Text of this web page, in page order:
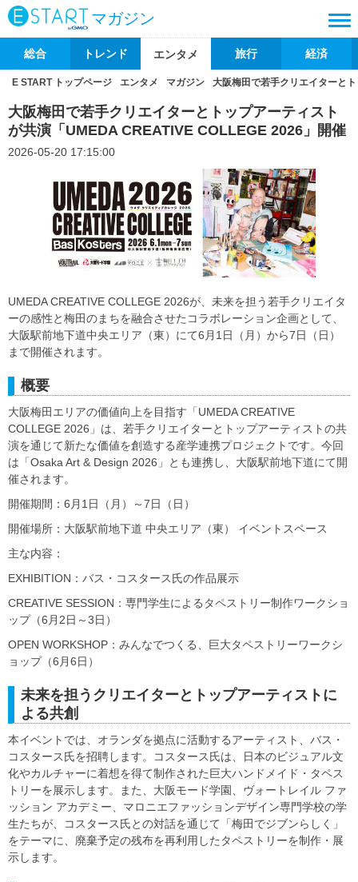
マガジン
総合 トレンド エンタメ 旅行 経済
E START トップページ エンタメ マガジン 大阪梅田で若手クリエイターと
大阪梅田で若手クリエイターとトップアーティスト
が共演「UMEDA CREATIVE COLLEGE 2026」開催
2026-05-20 17:15:00
UMEDA CREATIVE COLLEGE 2026が、未来を担う若手クリエイタ
ーの感性と梅田のまちを融合させたコラボレーション企画として、
大阪駅前地下道中央エリア（東）にて6月1日（月）から7日（日）
まで開催されます。
概要
大阪梅田エリアの価値向上を目指す「UMEDA CREATIVE
COLLEGE 2026」は、若手クリエイターとトップアーティストの共
演を通じて新たな価値を創造する産学連携プロジェクトです。今回
は「Osaka Art & Design 2026」とも連携し、大阪駅前地下道にて開
催されます。
開催期間：6月1日（月）～7日（日）
開催場所：大阪駅前地下道 中央エリア（東） イベントスペース
主な内容：
EXHIBITION：バス・コスタース氏の作品展示
CREATIVE SESSION：専門学生によるタペストリー制作ワークショ
ップ（6月2日～3日）
OPEN WORKSHOP：みんなでつくる、巨大タペストリーワークシ
ョップ（6月6日）
未来を担うクリエイターとトップアーティストに
よる共創
本イベントでは、オランダを拠点に活動するアーティスト、バス・
コスタース氏を招聘します。コスタース氏は、日本のビジュアル文
化やカルチャーに着想を得て制作された巨大ハンドメイド・タペス
トリーを展示します。また、大阪モード学園、ヴォートレイル ファ
ッション アカデミー、マロニエファッションデザイン専門学校の学
生たちが、コスタース氏との対話を通じて「梅田でジブンらしく」
をテーマに、廃棄予定の残布を再利用したタペストリーを制作・展
示します。